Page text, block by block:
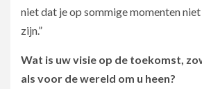
niet dat je op sommige momenten
zijn.”
Wat is uw visie op de toekomst,
als voor de wereld om u heen?